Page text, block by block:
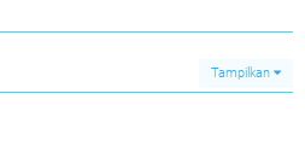
Tampilkan